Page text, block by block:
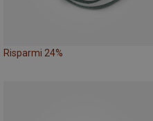
Risparmi 24%